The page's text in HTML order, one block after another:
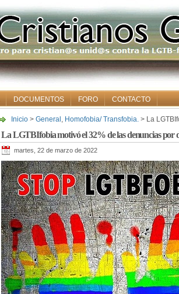
DOCUMENTOS FORO CONTACTO
Inicio > General , Homofobia/ Transfobia. > La
La LGTBIfobia motivó el 32% de las denuncias por
martes, 22 de marzo de 2022